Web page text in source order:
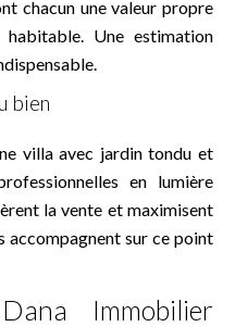
chacun une valeur propre
Une estimation
bien
villa avec jardin tondu et
en lumière
la vente et maximisent
accompagnent sur ce point
Immobilier